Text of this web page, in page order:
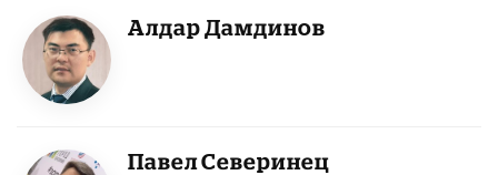
Алдар Дамдинов
Павел Северинец